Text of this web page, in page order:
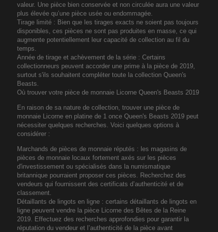
valeur. Une pièce bien conservée et non circulée aura une valeur
plus élevée qu’une pièce usée ou endommagée.
Tirage limité : Bien que les tirages exacts ne soient pas toujours
disponibles, ces pièces ne sont pas produites en masse, ce qui
augmente potentiellement leur capacité de collection au fil du
temps.
Année de tirage et achèvement de la série : Certains
collectionneurs peuvent accorder une prime à la pièce de 2019,
surtout s'ils souhaitent compléter toute la collection Queen's
Beasts.
Où trouver votre pièce de monnaie Licorne Queen's Beasts 2019
En raison de sa nature de collection, trouver une pièce de
monnaie Licorne en platine de 1 once Queen's Beasts 2019 peut
nécessiter quelques recherches. Voici quelques options à
considérer :
Marchands de pièces de monnaie réputés : les magasins de
pièces de monnaie locaux fortement axés sur les pièces
d'investissement ou spécialisés dans la numismatique
britannique pourraient proposer ces pièces. Recherchez des
vendeurs qui fournissent des certificats d’authenticité et de
classement.
Détaillants de lingots en ligne : certains détaillants de lingots en
ligne peuvent vendre la pièce Licorne des Bêtes de la Reine
2019. Effectuez des recherches approfondies pour garantir la
réputation du vendeur et l’authenticité de la pièce avant